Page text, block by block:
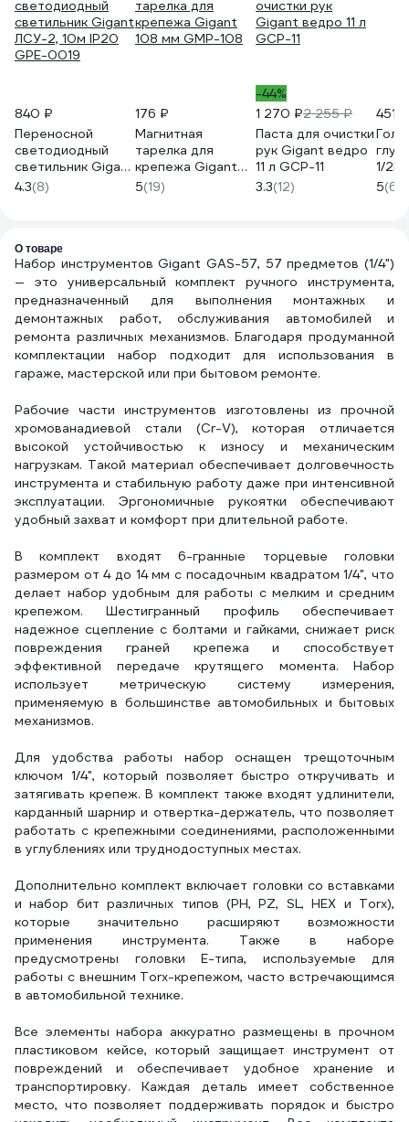
840 ₽
Переносной
светодиодный
светильник Gigant
ЛСУ-2, 10м IP20
GPE-0019
4.3(8)
176 ₽
Магнитная
тарелка для
крепежа Gigant
108 мм GMP-108
5(19)
-44%
1 270 ₽2 255 ₽
Паста для очистки
рук Gigant ведро
11 л GCP-11
3.3(12)
451 ₽
1/
5(63)
О товаре
Набор инструментов Gigant GAS-57, 57 предметов (1/4")
— это универсальный комплект ручного инструмента,
предназначенный для выполнения монтажных и
демонтажных работ, обслуживания автомобилей и
ремонта различных механизмов. Благодаря продуманной
комплектации набор подходит для использования в
гараже, мастерской или при бытовом ремонте.
Рабочие части инструментов изготовлены из прочной
хромованадиевой стали (Cr-V), которая отличается
высокой устойчивостью к износу и механическим
нагрузкам. Такой материал обеспечивает долговечность
инструмента и стабильную работу даже при интенсивной
эксплуатации. Эргономичные рукоятки обеспечивают
удобный захват и комфорт при длительной работе.
В комплект входят 6-гранные торцевые головки
размером от 4 до 14 мм с посадочным квадратом 1/4", что
делает набор удобным для работы с мелким и средним
крепежом. Шестигранный профиль обеспечивает
надежное сцепление с болтами и гайками, снижает риск
повреждения граней крепежа и способствует
эффективной передаче крутящего момента. Набор
использует метрическую систему измерения,
применяемую в большинстве автомобильных и бытовых
механизмов.
Для удобства работы набор оснащен трещоточным
ключом 1/4", который позволяет быстро откручивать и
затягивать крепеж. В комплект также входят удлинители,
карданный шарнир и отвертка-держатель, что позволяет
работать с крепежными соединениями, расположенными
в углублениях или труднодоступных местах.
Дополнительно комплект включает головки со вставками
и набор бит различных типов (PH, PZ, SL, HEX и Torx),
которые значительно расширяют возможности
применения инструмента. Также в наборе
предусмотрены головки E-типа, используемые для
работы с внешним Torx-крепежом, часто встречающимся
в автомобильной технике.
Все элементы набора аккуратно размещены в прочном
пластиковом кейсе, который защищает инструмент от
повреждений и обеспечивает удобное хранение и
транспортировку. Каждая деталь имеет собственное
место, что позволяет поддерживать порядок и быстро